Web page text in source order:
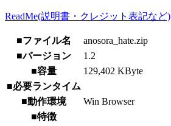
ReadMe(説明書・クレジット表記など)
■ファイル名
anosora_hate.zip
■バージョン
1.2
■容量
129,402 KByte
■必要ランタイム
■動作環境
Win Browser
■特徴